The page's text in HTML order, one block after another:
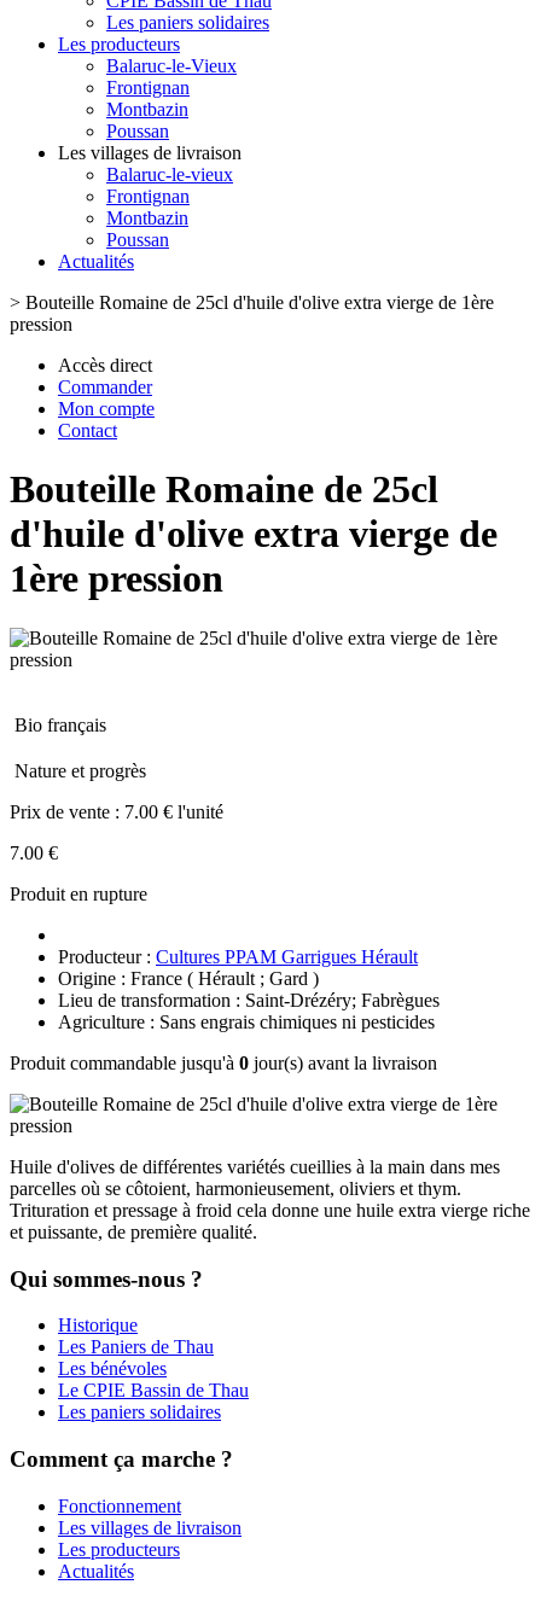
Les paniers solidaires
Les producteurs
Balaruc-le-Vieux
Frontignan
Montbazin
Poussan
Les villages de livraison
Balaruc-le-vieux
Frontignan
Montbazin
Poussan
Actualités
> Bouteille Romaine de 25cl d'huile d'olive extra vierge de 1ère
pression
Accès direct
Commander
Mon compte
Contact
Bouteille Romaine de 25cl
d'huile d'olive extra vierge de
1ère pression
Bio français
Nature et progrès
Prix de vente : 7.00 € l'unité
7.00 €
Produit en rupture
Producteur : Cultures PPAM Garrigues Hérault
Origine : France ( Hérault ; Gard )
Lieu de transformation : Saint-Drézéry; Fabrègues
Agriculture : Sans engrais chimiques ni pesticides
Produit commandable jusqu'à 0 jour(s) avant la livraison
Huile d'olives de différentes variétés cueillies à la main dans mes
parcelles où se côtoient, harmonieusement, oliviers et thym.
Trituration et pressage à froid cela donne une huile extra vierge riche
et puissante, de première qualité.
Qui sommes-nous ?
Historique
Les Paniers de Thau
Les bénévoles
Le CPIE Bassin de Thau
Les paniers solidaires
Comment ça marche ?
Fonctionnement
Les villages de livraison
Les producteurs
Actualités